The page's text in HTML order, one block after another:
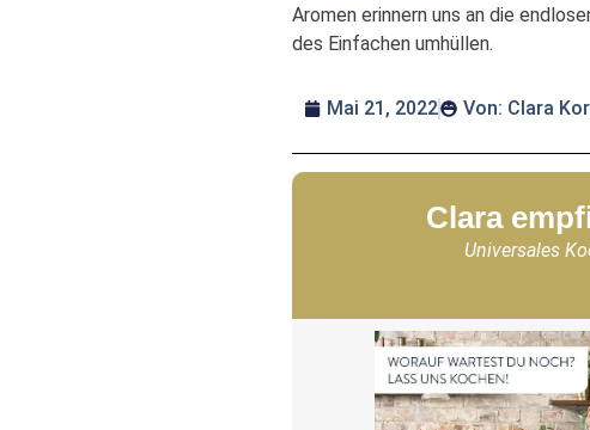
Aromen erinnern uns an die
des Einfachen umhüllen.
Mai 21, 2022 Von: Clara
Clara
Universales